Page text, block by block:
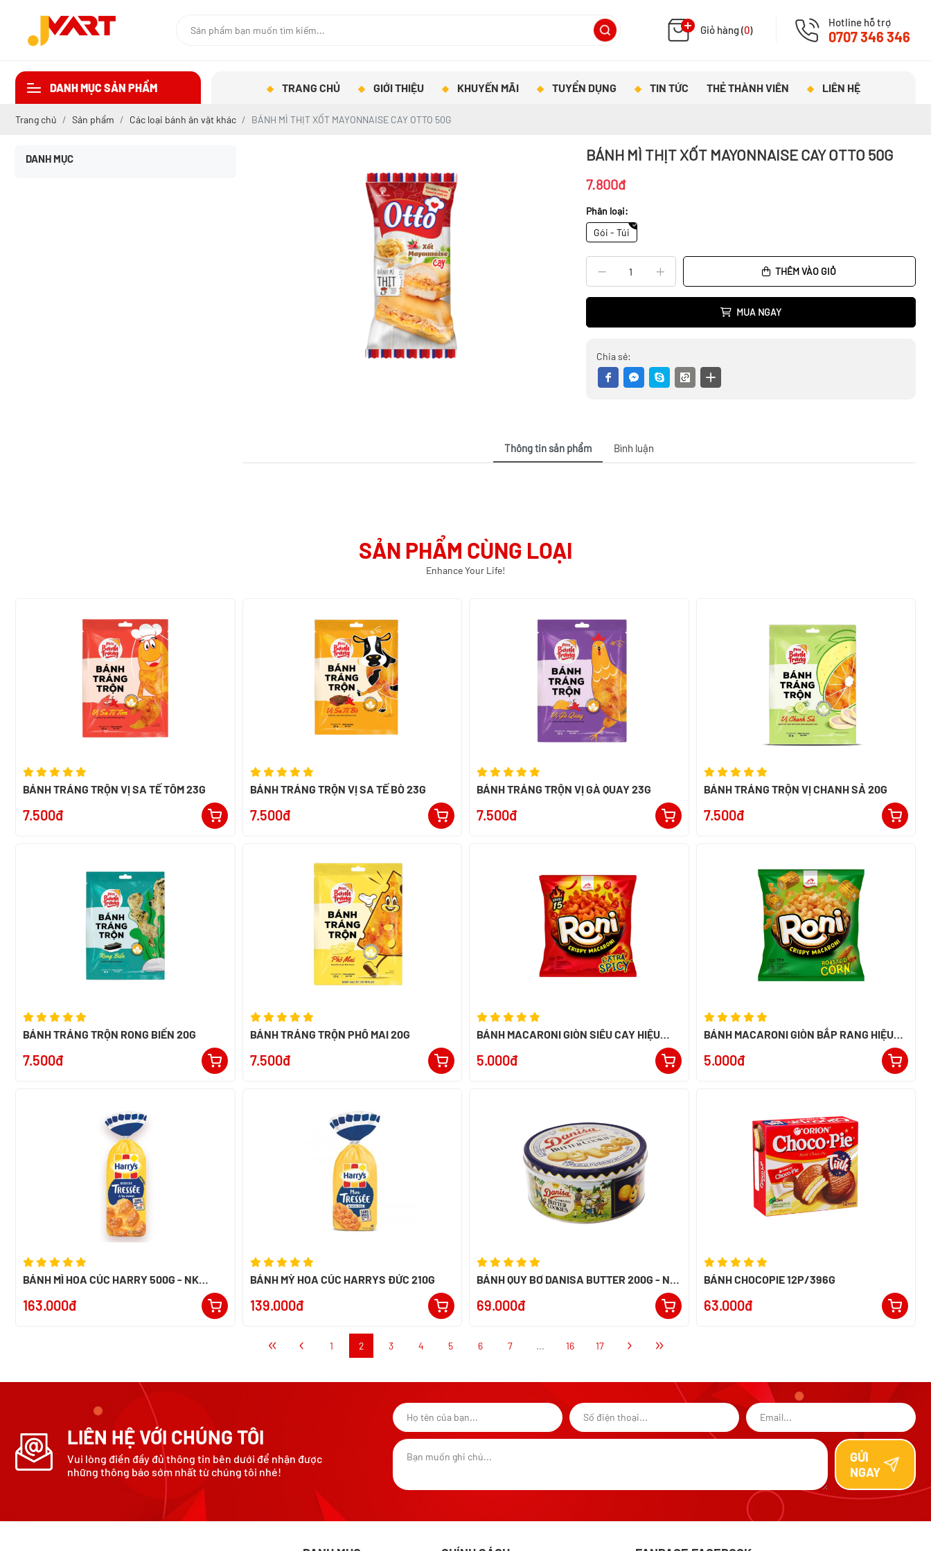
Giỏ hàng (0)
Hotline hỗ trợ
0707 346 346
DANH MỤC SẢN PHẨM TRANG CHỦ GIỚI THIỆU KHUYẾN MÃI TUYỂN DỤNG TIN TỨC THẺ THÀNH VIÊN LIÊN HỆ
Trang chủ Sản phẩm Các loại bánh ăn vặt khác BÁNH MÌ THỊT XỐT MAYONNAISE CAY OTTO 50G
DANH MỤC BÁNH MÌ THỊT XỐT MAYONNAISE CAY OTTO 50G
7.800đ
Phân loại:
Gói - Túi
THÊM VÀO GIỎ
MUA NGAY
Chia sẻ:
Thông tin sản phẩm Bình luận
SẢN PHẨM CÙNG LOẠI
Enhance Your Life!
BÁNH TRÁNG TRỘN VỊ SA TẾ TÔM 23G
7.500đ
BÁNH TRÁNG TRỘN VỊ SA TẾ BÒ 23G
7.500đ
BÁNH TRÁNG TRỘN VỊ GÀ QUAY 23G
7.500đ
BÁNH TRÁNG TRỘN VỊ CHANH SẢ 20G
7.500đ
BÁNH TRÁNG TRỘN RONG BIỂN 20G
7.500đ
BÁNH TRÁNG TRỘN PHÔ MAI 20G
7.500đ
BÁNH MACARONI GIÒN SIÊU CAY HIỆU
5.000đ
BÁNH MACARONI GIÒN BẮP RANG HIỆU
5.000đ
BÁNH MÌ HOA CÚC HARRY 500G - NK
163.000đ
BÁNH MỲ HOA CÚC HARRYS ĐỨC 210G
139.000đ
BÁNH QUY BƠ DANISA BUTTER 200G - NK
69.000đ
BÁNH CHOCOPIE 12P/396G
63.000đ
1 2 3 4 5 6 7 ... 16 17
LIÊN HỆ VỚI CHÚNG TÔI
Vui lòng điền đầy đủ thông tin bên dưới để nhận được
những thông báo sớm nhất từ chúng tôi nhé!
GỬI
NGAY